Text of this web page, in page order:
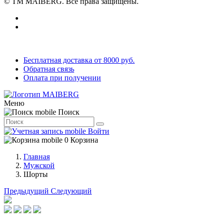
Бесплатная доставка от 8000 руб.
Обратная связь
Оплата при получении
Меню
Поиск
Войти
0 Корзина
Главная
Мужской
Шорты
Предыдущий Следующий